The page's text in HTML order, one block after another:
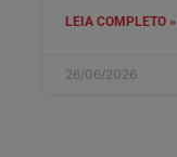
LEIA COMPLETO »
26/06/2026